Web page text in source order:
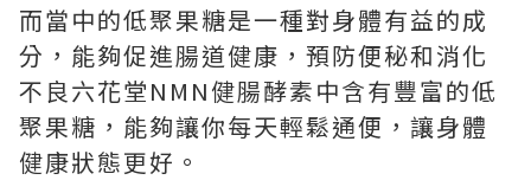
而當中的低聚果糖是一種對身體有益的成
分，能夠促進腸道健康，預防便秘和消化
不良六花堂NMN健腸酵素中含有豐富的低
聚果糖，能夠讓你每天輕鬆通便，讓身體
健康狀態更好。